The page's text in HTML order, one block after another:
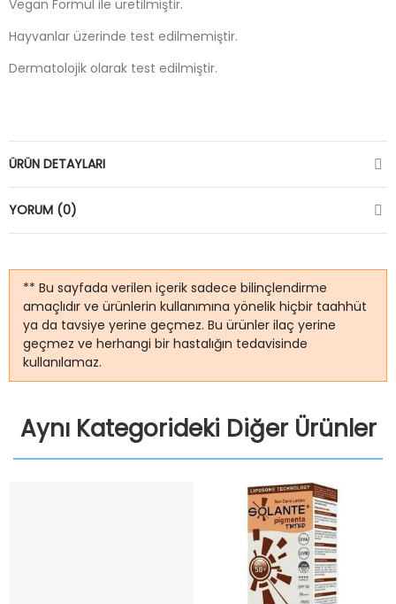
Vegan Formül ile üretilmiştir.
Hayvanlar üzerinde test edilmemiştir.
Dermatolojik olarak test edilmiştir.
ÜRÜN DETAYLARI
YORUM (0)
** Bu sayfada verilen içerik sadece bilinçlendirme
amaçlıdır ve ürünlerin kullanımına yönelik hiçbir taahhüt
ya da tavsiye yerine geçmez. Bu ürünler ilaç yerine
geçmez ve herhangi bir hastalığın tedavisinde
kullanılamaz.
Aynı Kategorideki Diğer Ürünler